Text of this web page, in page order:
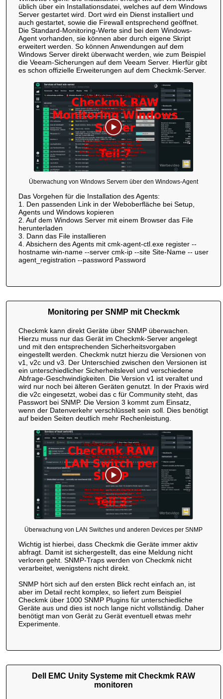
üblich über ein Installationsdatei, welches auf dem Windows
Server gestartet wird. Dort wird ein Dienst installiert und
auch gestartet, sowie die Firewall entsprechend geöffnet.
Die Standard-Monitoring-Werte sind bei dem Windows-
Agent vorhanden, sie können aber durch eigene Skript
erweitert werden. So können Anwendungen auf dem
Windows Server direkt überwacht werden, wie zum Beispiel
die Veeam-Sicherungen auf dem Veeam Server. Hierfür gibt
es schon offizielle Erweiterungen auf dem Checkmk-Server.
Überwachung von Windows Servern über den Windows-Agent
Das Vorgehen für die Installation des Agents:
1. Den passenden Link in der Weboberfläche bei Setup,
Agents und Windows kopieren
2. Auf dem Windows Server mit einem Browser das File
herunterladen
3. Dann das File installieren
4. Absichern des Agents mit cmk-agent-ctl.exe register --
hostname win-name --server cmk-ip --site Site-Name -- user
agent_registration --password Password
Monitoring per SNMP mit Checkmk
Checkmk kann direkt Geräte über SNMP überwachen.
Hierzu muss nur das Gerät im Checkmk-Server angelegt
und mit den entsprechenden Sicherheitsvorgaben
eingestellt werden. Checkmk nutzt hierzu die Versionen von
v1, v2c und v3. Der Unterschied zwischen den Versionen ist
ein unterschiedlicher Sicherheitslevel und verschiedene
Abfrage-Geschwindigkeiten. Die Version v1 ist veraltet und
wird nur noch bei älteren Geräten genutzt. In der Praxis wird
die v2c eingesetzt, wobei das c für Community steht, das
Passwort bei SNMP. Die Version 3 kommt zum Einsatz,
wenn der Datenverkehr verschlüsselt sein soll. Dies benötigt
auf beiden Seiten deutlich mehr Rechenleistung.
Überwachung von LAN Switches und anderen Devices per SNMP
Wichtig ist hierbei, dass Checkmk die Geräte immer aktiv
abfragt. Damit ist sichergestellt, das eine Meldung nicht
verloren geht. SNMP-Traps werden von Checkmk nicht
verarbeitet, wenigstens nicht direkt.
SNMP hört sich auf den ersten Blick recht einfach an, ist
aber im Detail recht komplex, so liefert zum Beispiel
Checkmk über 1000 SNMP Plugins für unterschiedliche
Geräte aus und dies ist noch lange nicht vollständig. Daher
benötigt man von Gerät zu Gerät eventuell etwas mehr
Experimente.
Dell EMC Unity Systeme mit Checkmk RAW
monitoren